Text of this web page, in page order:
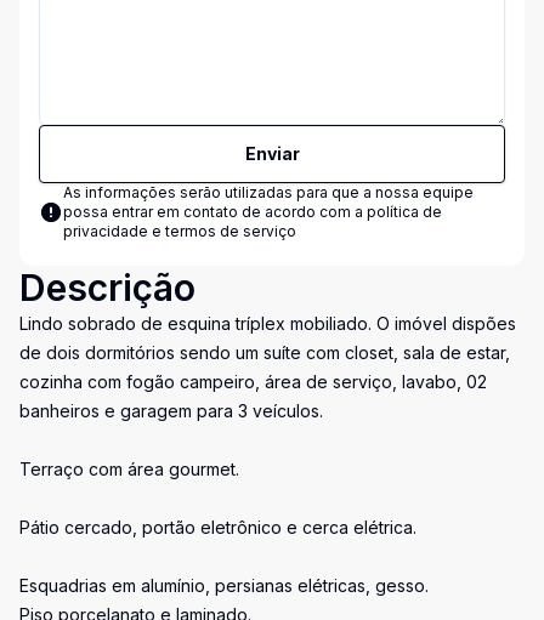
Enviar
As informações serão utilizadas para que a nossa equipe
possa entrar em contato de acordo com a política de
privacidade e termos de serviço
Descrição
Lindo sobrado de esquina tríplex mobiliado. O imóvel dispões
de dois dormitórios sendo um suíte com closet, sala de estar,
cozinha com fogão campeiro, área de serviço, lavabo, 02
banheiros e garagem para 3 veículos.
Terraço com área gourmet.
Pátio cercado, portão eletrônico e cerca elétrica.
Esquadrias em alumínio, persianas elétricas, gesso.
Piso porcelanato e laminado.